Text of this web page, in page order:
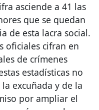
asciende a 41 las
que se quedan
de esta lacra social.
oficiales cifran en
de crímenes
estadísticas no
excuñada y de la
por ampliar el